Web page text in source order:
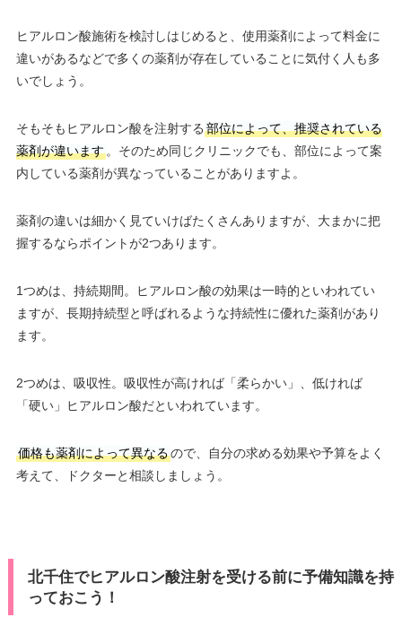
ヒアルロン酸施術を検討しはじめると、使用薬剤によって料金に
違いがあるなどで多くの薬剤が存在していることに気付く人も多
いでしょう。
そもそもヒアルロン酸を注射する 部位によって、推奨されている
薬剤が違います。そのため同じクリニックでも、部位によって案
内している薬剤が異なっていることがありますよ。
薬剤の違いは細かく見ていけばたくさんありますが、大まかに把
握するならポイントが2つあります。
1つめは、持続期間。ヒアルロン酸の効果は一時的といわれてい
ますが、長期持続型と呼ばれるような持続性に優れた薬剤があり
ます。
2つめは、吸収性。吸収性が高ければ「柔らかい」、低ければ
「硬い」ヒアルロン酸だといわれています。
価格も薬剤によって異なるので、自分の求める効果や予算をよく
考えて、ドクターと相談しましょう。
北千住でヒアルロン酸注射を受ける前に予備知識を持
っておこう！